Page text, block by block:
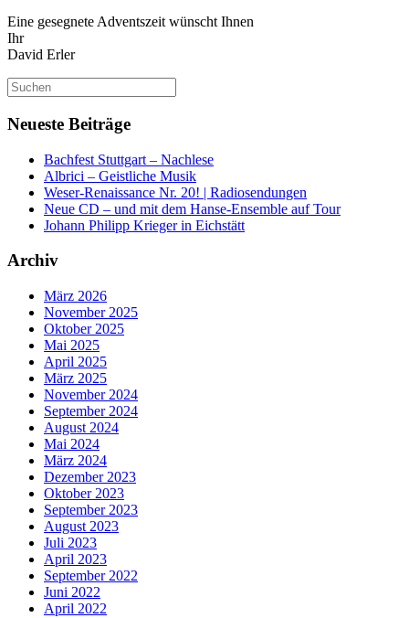
Eine gesegnete Adventszeit wünscht Ihnen
Ihr
David Erler
Suchen
nach:
Neueste Beiträge
Bachfest Stuttgart – Nachlese
Albrici – Geistliche Musik
Weser-Renaissance Nr. 20! | Radiosendungen
Neue CD – und mit dem Hanse-Ensemble auf Tour
Johann Philipp Krieger in Eichstätt
Archiv
März 2026
November 2025
Oktober 2025
Mai 2025
April 2025
März 2025
November 2024
September 2024
August 2024
Mai 2024
März 2024
Dezember 2023
Oktober 2023
September 2023
August 2023
Juli 2023
April 2023
September 2022
Juni 2022
April 2022